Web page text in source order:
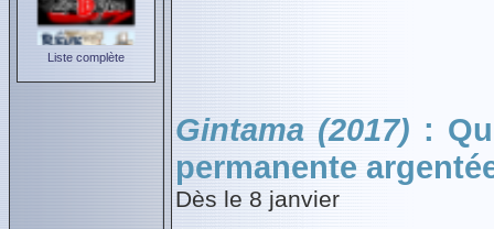
Liste complète
Gintama (2017) :
permanente
Dès le 8 janvier